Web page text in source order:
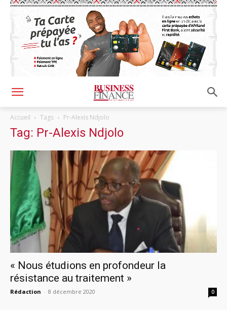
Accueil Tags Pr-Alexis Ndjolo
Tag: Pr-Alexis Ndjolo
« Nous étudions en profondeur la
résistance au traitement »
Rédaction - 8 décembre 2020 0